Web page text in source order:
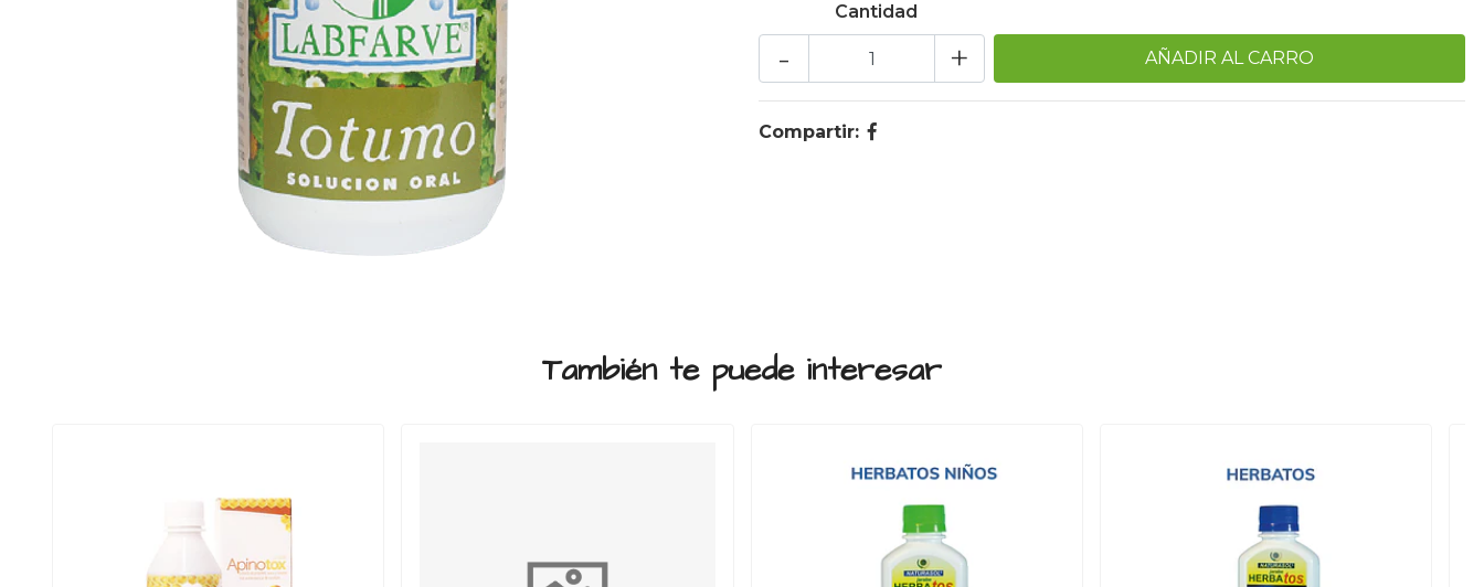
Cantidad
+
-
Compartir:
También te puede interesar